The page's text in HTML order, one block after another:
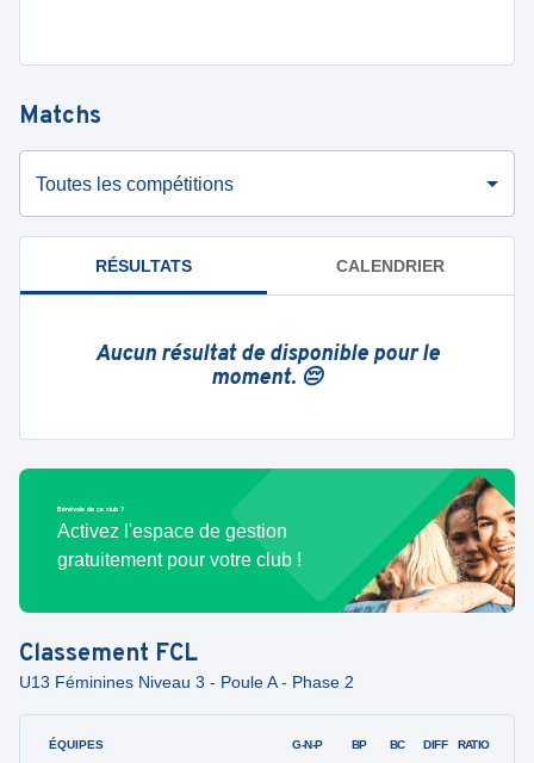
Matchs
Toutes les compétitions
RÉSULTATS CALENDRIER
Aucun résultat de disponible pour le
moment. 😔
Bénévole de ce club ?
Activez l'espace de gestion
gratuitement pour votre club !
Classement FCL
U13 Féminines Niveau 3 - Poule A - Phase 2
ÉQUIPES G-N-P BP BC DIFF RATIO